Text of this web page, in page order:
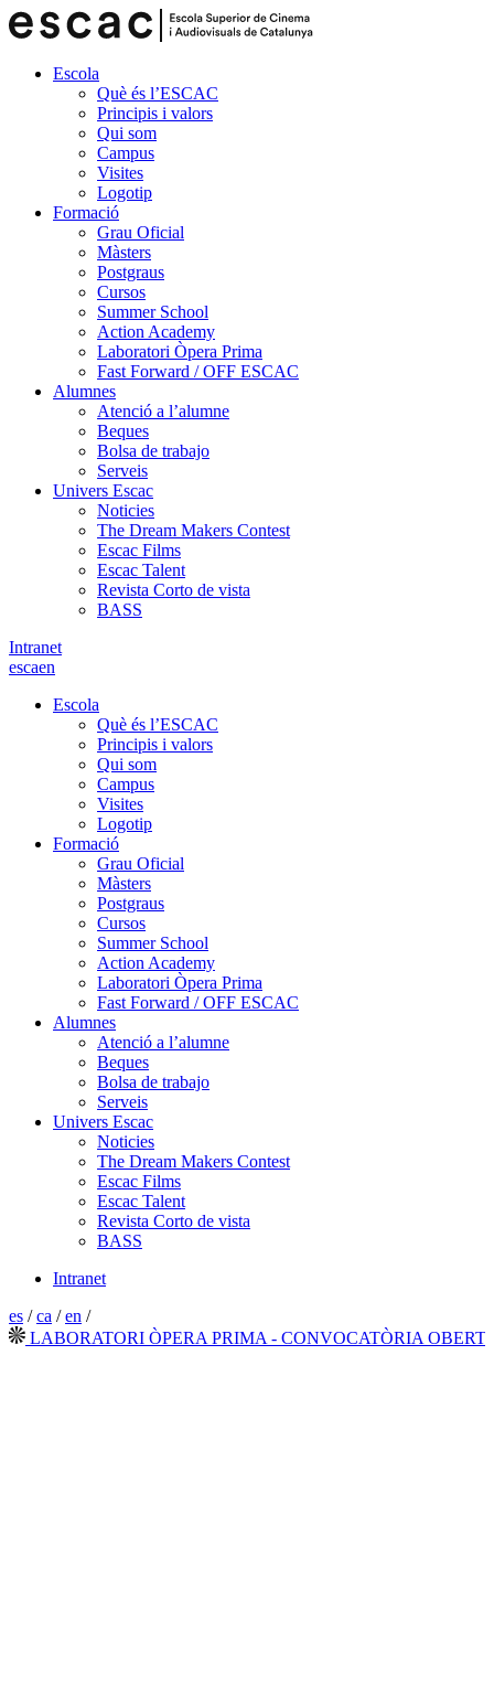
Escola
Què és l’ESCAC
Principis i valors
Qui som
Campus
Visites
Logotip
Formació
Grau Oficial
Màsters
Postgraus
Cursos
Summer School
Action Academy
Laboratori Òpera Prima
Fast Forward / OFF ESCAC
Alumnes
Atenció a l’alumne
Beques
Bolsa de trabajo
Serveis
Univers Escac
Noticies
The Dream Makers Contest
Escac Films
Escac Talent
Revista Corto de vista
BASS
Intranet
escaen
Escola
Què és l’ESCAC
Principis i valors
Qui som
Campus
Visites
Logotip
Formació
Grau Oficial
Màsters
Postgraus
Cursos
Summer School
Action Academy
Laboratori Òpera Prima
Fast Forward / OFF ESCAC
Alumnes
Atenció a l’alumne
Beques
Bolsa de trabajo
Serveis
Univers Escac
Noticies
The Dream Makers Contest
Escac Films
Escac Talent
Revista Corto de vista
BASS
Intranet
es /ca /en /
LABORATORI ÒPERA PRIMA - CONVOCATÒRIA OBERTA